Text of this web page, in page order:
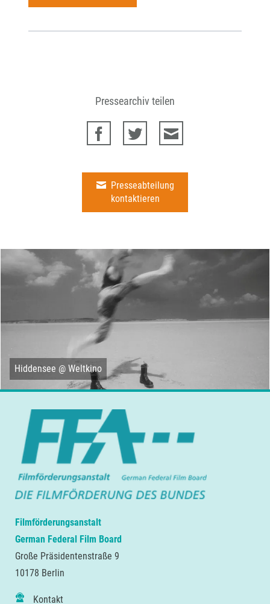
Pressearchiv teilen
Presseabteilung
kontaktieren
Hiddensee @ Weltkino
Filmförderungsanstalt
German Federal Film Board
Große Präsidentenstraße 9
10178 Berlin
Kontakt